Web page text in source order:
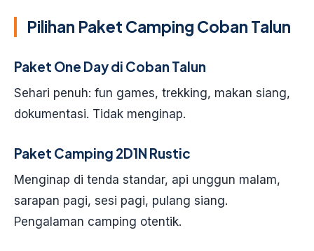
Pilihan Paket Camping Coban Talun
Paket One Day di Coban Talun
Sehari penuh: fun games, trekking, makan siang,
dokumentasi. Tidak menginap.
Paket Camping 2D1N Rustic
Menginap di tenda standar, api unggun malam,
sarapan pagi, sesi pagi, pulang siang.
Pengalaman camping otentik.